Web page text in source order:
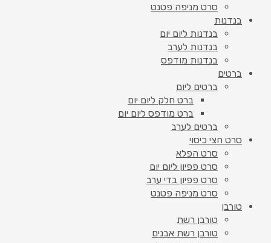
סרט מניפה פטנט
בנדנות
בנדנות ליום יום
בנדנות לערב
בנדנות מודפס
ברטים
ברטים ליום
ברט חלק ליום יום
ברט מודפס ליום יום
ברטים לערב
סרט חצי כיסוי
סרט הפלא
סרט פפיון ליום יום
סרט פפיון בדי ערב
סרט מניפה פטנט
טורבן
טורבן רשת
טורבן רשת אבנים